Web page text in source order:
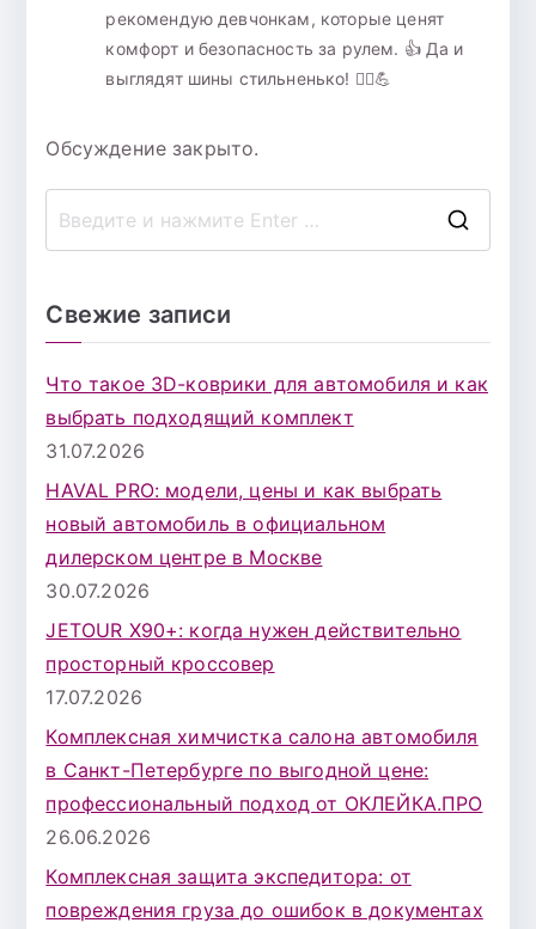
рекомендую девчонкам, которые ценят
комфорт и безопасность за рулем. 👍 Да и
выглядят шины стильненько! 💁‍♀️💪
Обсуждение закрыто.
Свежие записи
Что такое 3D-коврики для автомобиля и как
выбрать подходящий комплект
31.07.2026
HAVAL PRO: модели, цены и как выбрать
новый автомобиль в официальном
дилерском центре в Москве
30.07.2026
JETOUR X90+: когда нужен действительно
просторный кроссовер
17.07.2026
Комплексная химчистка салона автомобиля
в Санкт-Петербурге по выгодной цене:
профессиональный подход от ОКЛЕЙКА.ПРО
26.06.2026
Комплексная защита экспедитора: от
повреждения груза до ошибок в документах